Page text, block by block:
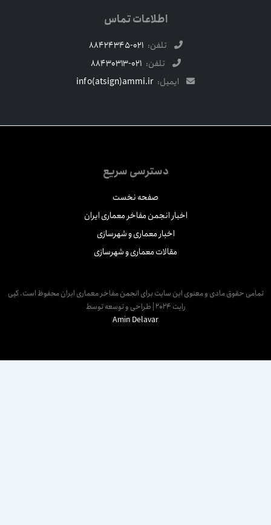
اطلاعات تماس
تلفن: 021-88424345
تلفن: 021-88430313
ایمیل: info(atsign)ammi.ir
دسترسی سریع
صفحه نخست
اخبار انجمن مفاخر معماری ایران
اخبار معماری و شهرسازی
مقالات معماری و شهرسازی
حقوق مادی و معنوی این سایت برای انجمن مفاخر معماری ایران محفوظ است. کپی
رایت 2024 | طراحی و توسعه توسط
Amin Delavar